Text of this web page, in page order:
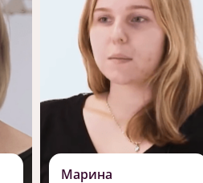
Марина